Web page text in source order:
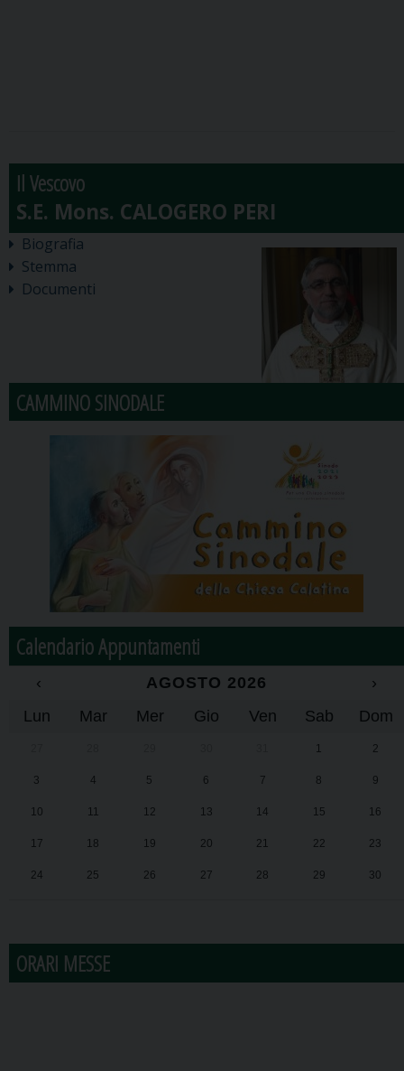
Il Vescovo
Biografia
Stemma
Documenti
CAMMINO SINODALE
Calendario Appuntamenti
‹ AGOSTO 2026
›
Lun
Mar Mer Gio Ven Sab Dom
1 2
3 4 5 6 7 8 9
10 11 12 13 14 15 16
17 18 19 20 21 22 23
24 25 26 27 28 29 30
ORARI MESSE